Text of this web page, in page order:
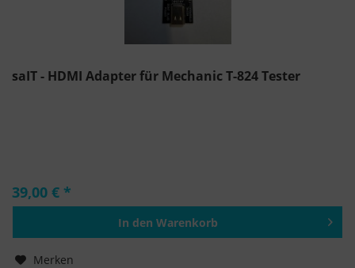
saIT - HDMI Adapter für Mechanic T-824 Tester
39,00 € *
In den Warenkorb
Merken